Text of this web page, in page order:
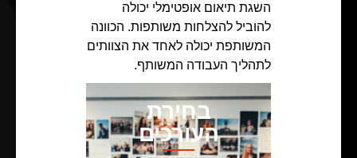
השגת תיאום אופטימלי יכולה
להוביל להצלחות משותפות. הכוונה
המשותפת יכולה לאחד את הצוותים
לתהליך העבודה המשותף.
בחירת
העורכים